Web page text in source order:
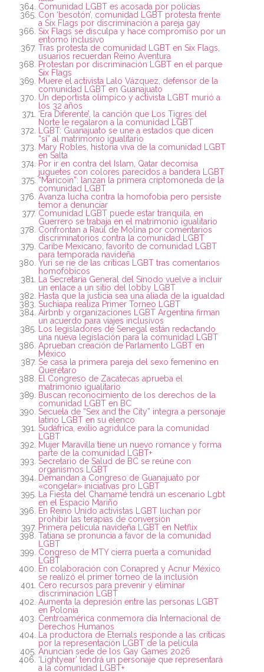
Comunidad LGBT es acosada por policías
Con ‘besotón’, comunidad LGBT protesta frente
a Six Flags por discriminación a pareja gay
Six Flags se disculpa y hace compromiso por un
entorno inclusivo
Tras protesta de comunidad LGBT en Six Flags,
usuarios recuerdan Reino Aventura
Protestan por discriminación LGBT en el parque
Six Flags
Muere el activista Lalo Vázquez, defensor de la
comunidad LGBT en Guanajuato
Un deportista olímpico y activista LGBT murió a
los 32 años
‘Era Diferente’, la canción que Los Tigres del
Norte le regalaron a la comunidad LGBT
LGBT: Guanajuato se une a estados que dicen
“sí” al matrimonio igualitario
Mary Robles, historia viva de la comunidad LGBT
en Salta
Por ir en contra del Islam, Qatar decomisa
juguetes con colores parecidos a bandera LGBT
“Maricoin”: lanzan la primera criptomoneda de la
comunidad LGBT
Avanza lucha contra la homofobia pero persiste
temor a denunciar
Comunidad LGBT puede estar tranquila, en
Guerrero se trabaja en el matrimonio igualitario
Confrontan a Raúl de Molina por comentarios
discriminatorios contra la comunidad LGBT
Caribe Mexicano, favorito de comunidad LGBT
para temporada navideña
Yuri se ríe de las críticas LGBT tras comentarios
homofóbicos
La Secretaría General del Sínodo vuelve a incluir
un enlace a un sitio del lobby LGBT
Hasta que la justicia sea una aliada de la igualdad
Suchiapa realiza Primer Torneo LGBT
Airbnb y organizaciones LGBT Argentina firman
un acuerdo para viajes inclusivos
Los legisladores de Senegal están redactando
una nueva legislación para la comunidad LGBT
Aprueban creación de Parlamento LGBT en
México
Se casa la primera pareja del sexo femenino en
Querétaro
El Congreso de Zacatecas aprueba el
matrimonio igualitario
Buscan reconocimiento de los derechos de la
comunidad LGBT en BC
Secuela de “Sex and the City” integra a personaje
latino LGBT en su elenco
Sudáfrica, exilio agridulce para la comunidad
LGBT
Mujer Maravilla tiene un nuevo romance y forma
parte de la comunidad LGBT+
Secretario de Salud de BC se reúne con
organismos LGBT
Demandan a Congreso de Guanajuato por
«congelar» iniciativas pro LGBT
La Fiesta del Chamamé tendrá un escenario Lgbt
en el Espacio Mariño
En Reino Unido activistas LGBT luchan por
prohibir las terapias de conversión
Primera película navideña LGBT en Netflix
Tatiana se pronuncia a favor de la comunidad
LGBT
Congreso de MTY cierra puerta a comunidad
LGBT
En colaboración con Conapred y Acnur México
se realizó el primer torneo de la inclusión
Cero recursos para prevenir y eliminar
discriminación LGBT
Aumenta la depresión entre las personas LGBT
en Polonia
Centroamérica conmemora día Internacional de
Derechos Humanos
La productora de Eternals responde a las críticas
por la representación LGBT de la película
Anuncian sede de los Gay Games 2026
‘Lightyear’ tendrá un personaje que representará
a la comunidad LGBT+